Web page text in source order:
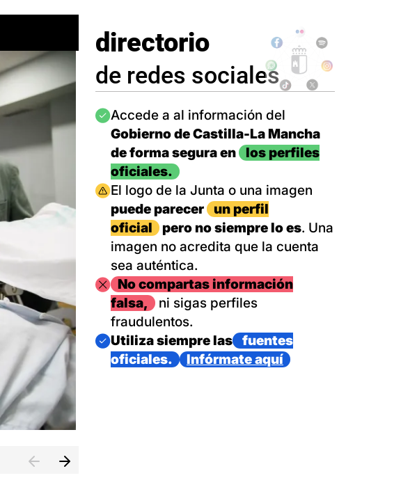
directorio
de redes sociales
Imagen
Accede a al información del
Gobierno de Castilla-La Mancha
de forma segura en
los perfiles
oficiales.
Imagen
El logo de la Junta o una imagen
puede parecer
un perfil
oficial
pero no siempre lo es. Una
imagen no acredita que la cuenta
sea auténtica.
ImagenNo compartas información
falsa,
ni sigas perfiles
fraudulentos.
Imagen
Utiliza siempre las
fuentes
oficiales.
Infórmate aquí